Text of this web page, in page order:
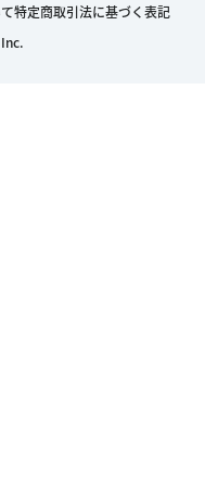
特定商取引法に基づく表記